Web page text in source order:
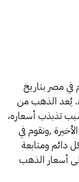
مصر بتاريخ
الساعة 9:30 مساءً. يُعد الذهب من
تذبذب أسعاره،
,ونقوم في
دائم ومتابعة
أسعار الذهب